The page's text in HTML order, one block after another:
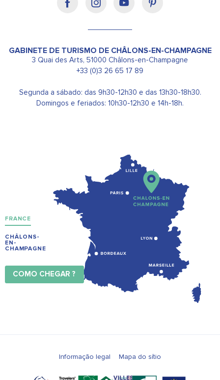
GABINETE DE TURISMO DE CHÂLONS-EN-CHAMPAGNE
3 Quai des Arts, 51000 Châlons-en-Champagne
+33 (0)3 26 65 17 89
Segunda a sábado: das 9h30-12h30 e das 13h30-18h30.
Domingos e feriados: 10h30-12h30 e 14h-18h.
FRANCE
CHÂLONS-
EN-
CHAMPAGNE
COMO CHEGAR ?
Informação legal Mapa do sítio